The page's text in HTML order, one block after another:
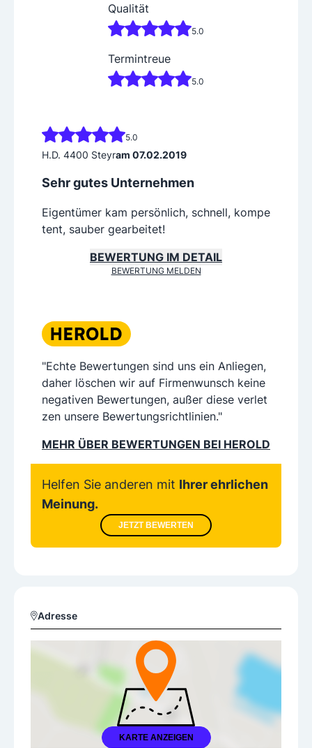
Qualität
5.0
Termintreue
5.0
5.0
H.D. 4400 Steyram 07.02.2019
Sehr gutes Unternehmen
Eigentümer kam persönlich, schnell, kompe
tent, sauber gearbeitet!
BEWERTUNG IM DETAIL
BEWERTUNG MELDEN
"Echte Bewertungen sind uns ein Anliegen,
daher löschen wir auf Firmenwunsch keine
negativen Bewertungen, außer diese verlet
zen unsere Bewertungsrichtlinien."
MEHR ÜBER BEWERTUNGEN BEI HEROLD
Helfen Sie anderen mit Ihrer ehrlichen
Meinung.
JETZT BEWERTEN
Adresse
KARTE ANZEIGEN